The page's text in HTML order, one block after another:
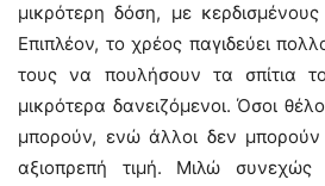
μικρότερη δόση, με
Επιπλέον, το χρέος παγιδεύει
τους να πουλήσουν τα σπίτια
μικρότερα δανειζόμενοι. Όσοι
μπορούν, ενώ άλλοι δεν
αξιοπρεπή τιμή. Μιλώ συνεχώς